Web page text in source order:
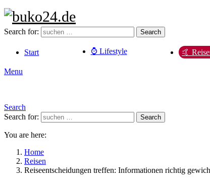
Search for: Search
Start ⌚️ Lifestyle 🤙
Menu
Search
Search for:
Search
You are here:
Home
Reisen
Reiseentscheidungen treffen: Informationen richtig